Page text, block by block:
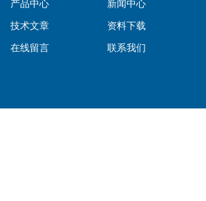
产品中心
新闻中心
技术文章
资料下载
在线留言
联系我们